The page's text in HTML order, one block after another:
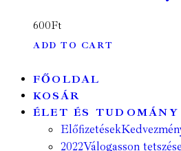
600Ft
ADD TO CART
FŐOLDAL
KOSÁR
ÉLET ÉS TUDOMÁNY
Előfizetések
2022Válogasson